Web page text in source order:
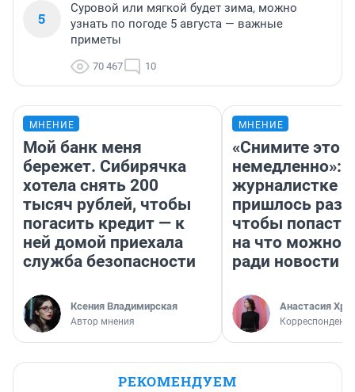
5
Суровой или мягкой будет зима, можно
узнать по погоде 5 августа — важные
приметы
70 467 10
МНЕНИЕ
Мой банк меня
бережет. Сибирячка
хотела снять 200
тысяч рублей, чтобы
погасить кредит — к
ней домой приехала
служба безопасности
Ксения Владимирская
Автор мнения
МНЕНИЕ
«Снимите это
немедленно»:
журналистке
пришлось
чтобы попасть
на что можно
ради новости
Анастасия
Корреспондент
РЕКОМЕНДУЕМ